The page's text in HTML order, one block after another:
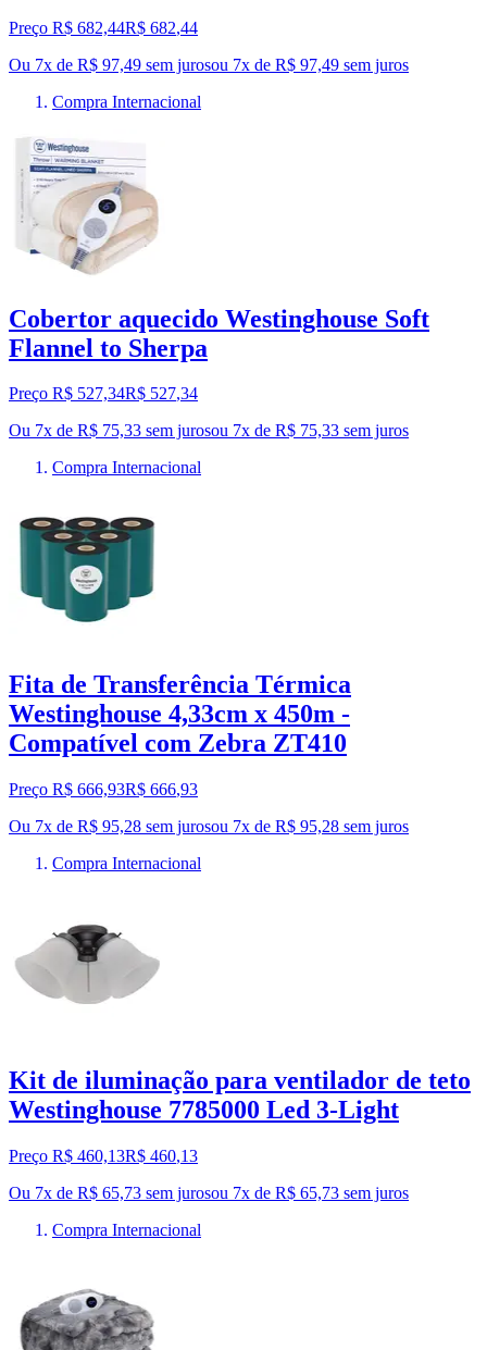
Preço R$ 682,44R$ 682,44
Ou 7x de R$ 97,49 sem jurosou 7x de R$ 97,49 sem juros
Compra Internacional
Cobertor aquecido Westinghouse Soft
Flannel to Sherpa
Preço R$ 527,34R$ 527,34
Ou 7x de R$ 75,33 sem jurosou 7x de R$ 75,33 sem juros
Compra Internacional
Fita de Transferência Térmica
Westinghouse 4,33cm x 450m -
Compatível com Zebra ZT410
Preço R$ 666,93R$ 666,93
Ou 7x de R$ 95,28 sem jurosou 7x de R$ 95,28 sem juros
Compra Internacional
Kit de iluminação para ventilador de teto
Westinghouse 7785000 Led 3-Light
Preço R$ 460,13R$ 460,13
Ou 7x de R$ 65,73 sem jurosou 7x de R$ 65,73 sem juros
Compra Internacional